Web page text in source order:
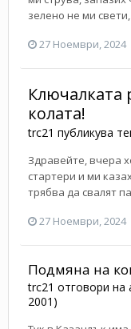
зелено не ми
27 Ноември, 2024
Ключалката
колата!
trc21 публикува
Здравейте, вчера
стартери и ми
трябва да свалят
27 Ноември, 2024
Подмяна на
trc21 отговори на
2001)